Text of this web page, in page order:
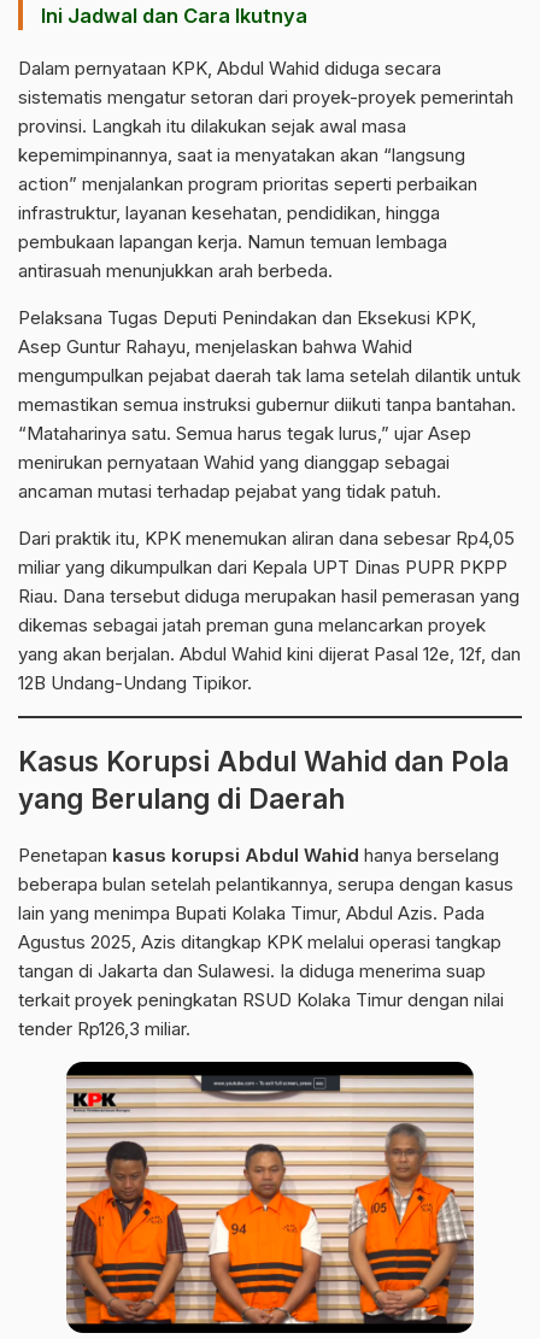
Ini Jadwal dan Cara Ikutnya
Dalam pernyataan KPK, Abdul Wahid diduga secara
sistematis mengatur setoran dari proyek-proyek pemerintah
provinsi. Langkah itu dilakukan sejak awal masa
kepemimpinannya, saat ia menyatakan akan “langsung
action” menjalankan program prioritas seperti perbaikan
infrastruktur, layanan kesehatan, pendidikan, hingga
pembukaan lapangan kerja. Namun temuan lembaga
antirasuah menunjukkan arah berbeda.
Pelaksana Tugas Deputi Penindakan dan Eksekusi KPK,
Asep Guntur Rahayu, menjelaskan bahwa Wahid
mengumpulkan pejabat daerah tak lama setelah dilantik untuk
memastikan semua instruksi gubernur diikuti tanpa bantahan.
“Mataharinya satu. Semua harus tegak lurus,” ujar Asep
menirukan pernyataan Wahid yang dianggap sebagai
ancaman mutasi terhadap pejabat yang tidak patuh.
Dari praktik itu, KPK menemukan aliran dana sebesar Rp4,05
miliar yang dikumpulkan dari Kepala UPT Dinas PUPR PKPP
Riau. Dana tersebut diduga merupakan hasil pemerasan yang
dikemas sebagai jatah preman guna melancarkan proyek
yang akan berjalan. Abdul Wahid kini dijerat Pasal 12e, 12f, dan
12B Undang-Undang Tipikor.
Kasus Korupsi Abdul Wahid dan Pola
yang Berulang di Daerah
Penetapan kasus korupsi Abdul Wahid hanya berselang
beberapa bulan setelah pelantikannya, serupa dengan kasus
lain yang menimpa Bupati Kolaka Timur, Abdul Azis. Pada
Agustus 2025, Azis ditangkap KPK melalui operasi tangkap
tangan di Jakarta dan Sulawesi. Ia diduga menerima suap
terkait proyek peningkatan RSUD Kolaka Timur dengan nilai
tender Rp126,3 miliar.